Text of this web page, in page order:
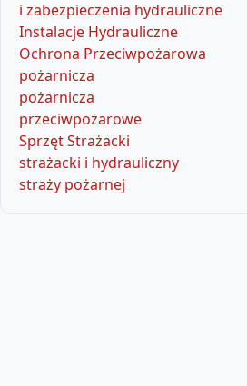
i zabezpieczenia hydrauliczne
Instalacje Hydrauliczne
Ochrona Przeciwpożarowa
pożarnicza
pożarnicza
przeciwpożarowe
Sprzęt Strażacki
strażacki i hydrauliczny
straży pożarnej